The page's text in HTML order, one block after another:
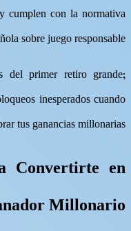
cumplen con la normativa
sobre juego responsable​.​
del primer retiro grande;
inesperados cuando
tus ganancias millonarias​.​
Convertirte en
Millonario